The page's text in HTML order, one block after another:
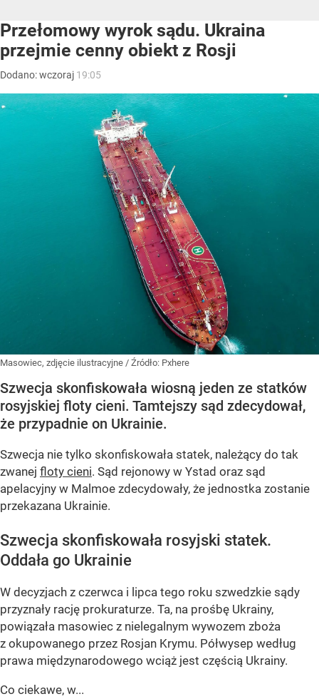
Przełomowy wyrok sądu. Ukraina
przejmie cenny obiekt z Rosji
Dodano:wczoraj 19:05
Masowiec, zdjęcie ilustracyjne / Źródło: Pxhere
Szwecja skonfiskowała wiosną jeden ze statków
rosyjskiej floty cieni. Tamtejszy sąd zdecydował,
że przypadnie on Ukrainie.
Szwecja nie tylko skonfiskowała statek, należący do tak
zwanej floty cieni. Sąd rejonowy w Ystad oraz sąd
apelacyjny w Malmoe zdecydowały, że jednostka zostanie
przekazana Ukrainie.
Szwecja skonfiskowała rosyjski statek.
Oddała go Ukrainie
W decyzjach z czerwca i lipca tego roku szwedzkie sądy
przyznały rację prokuraturze. Ta, na prośbę Ukrainy,
powiązała masowiec z nielegalnym wywozem zboża
z okupowanego przez Rosjan Krymu. Półwysep według
prawa międzynarodowego wciąż jest częścią Ukrainy.
Co ciekawe, w...